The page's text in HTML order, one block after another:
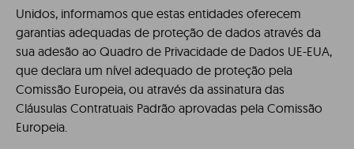
Unidos, informamos que estas entidades oferecem
garantias adequadas de proteção de dados através da
sua adesão ao Quadro de Privacidade de Dados UE-EUA,
que declara um nível adequado de proteção pela
Comissão Europeia, ou através da assinatura das
Cláusulas Contratuais Padrão aprovadas pela Comissão
Europeia.